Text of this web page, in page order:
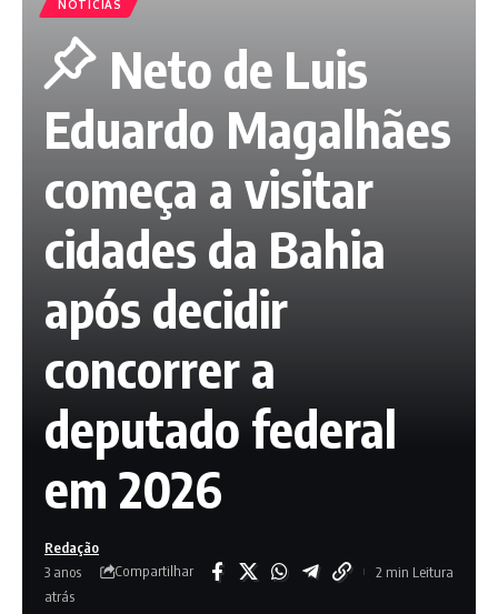
NOTÍCIAS
Neto de Luis
Eduardo Magalhães
começa a visitar
cidades da Bahia
após decidir
concorrer a
deputado federal
em 2026
Redação
3 anos
atrás
Compartilhar 2 min Leitura